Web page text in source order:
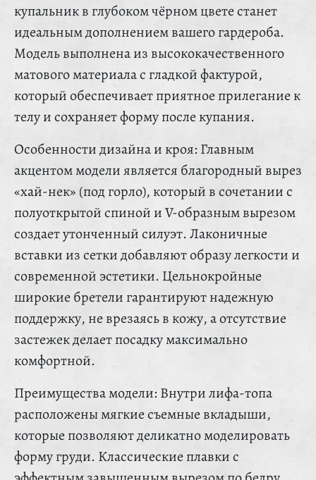
купальник в глубоком чёрном цвете станет
идеальным дополнением вашего гардероба.
Модель выполнена из высококачественного
матового материала с гладкой фактурой,
который обеспечивает приятное прилегание к
телу и сохраняет форму после купания.
Особенности дизайна и кроя: Главным
акцентом модели является благородный вырез
«хай-нек» (под горло), который в сочетании с
полуоткрытой спиной и V-образным вырезом
создает утонченный силуэт. Лаконичные
вставки из сетки добавляют образу легкости и
современной эстетики. Цельнокройные
широкие бретели гарантируют надежную
поддержку, не врезаясь в кожу, а отсутствие
застежек делает посадку максимально
комфортной.
Преимущества модели: Внутри лифа-топа
расположены мягкие съемные вкладыши,
которые позволяют деликатно моделировать
форму груди. Классические плавки с